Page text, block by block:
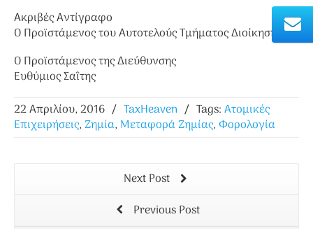
Ακριβές Αντίγραφο
Ο Προϊστάμενος του Αυτοτελούς Τμήματος Διοίκησης
Ο Προϊστάμενος της Διεύθυνσης
Ευθύμιος Σαΐτης
22 Απριλίου, 2016 / TaxHeaven / Tags:Ατομικές
Επιχειρήσεις,Ζημία, Μεταφορά Ζημίας,Φορολογία
Next Post
Previous Post